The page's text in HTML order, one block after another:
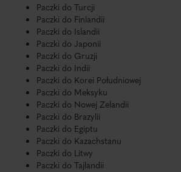
Paczki do Turcji
Paczki do Finlandii
Paczki do Islandii
Paczki do Japonii
Paczki do Gruzji
Paczki do Indii
Paczki do Korei Południowej
Paczki do Meksyku
Paczki do Nowej Zelandii
Paczki do Brazylii
Paczki do Egiptu
Paczki do Kazachstanu
Paczki do Litwy
Paczki do Tajlandii